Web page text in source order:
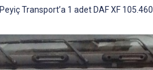
Peyiç Transport’a 1 adet DAF XF 105.460